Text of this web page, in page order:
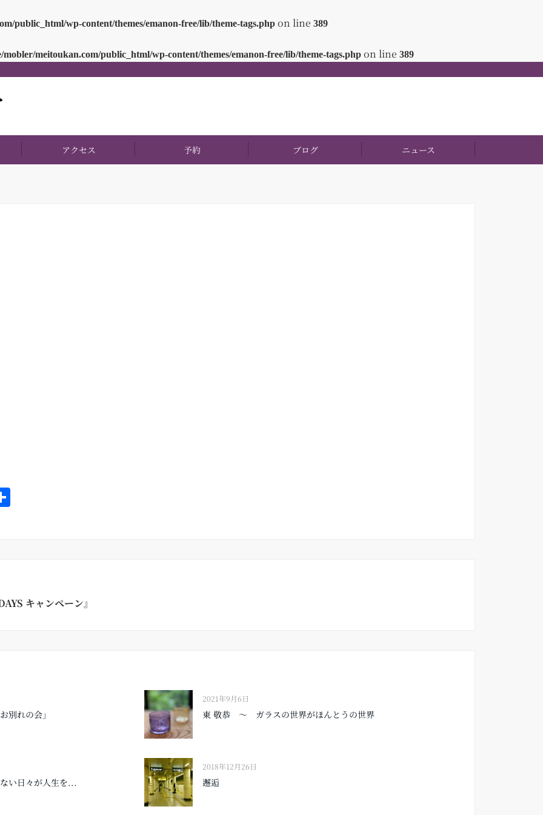
public_html/wp-content/themes/emanon-free/lib/theme-tags.php on line 389
mobler/meitoukan.com/public_html/wp-content/themes/emanon-free/lib/theme-tags.php on line 389
アクセス 予約 ブログ ニュース
キャンペーン』
別れの会」
2021年9月6日
東 敬恭 〜 ガラスの世界がほんとうの世界
い日々が人生を...
2018年12月26日
邂逅